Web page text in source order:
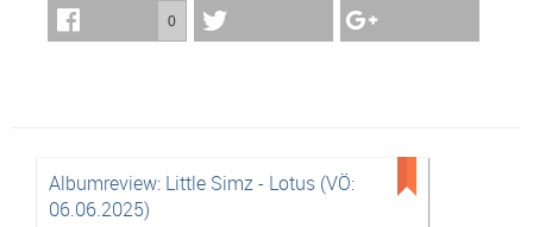
0
Albumreview: Little Simz - Lotus (VÖ:
06.06.2025)